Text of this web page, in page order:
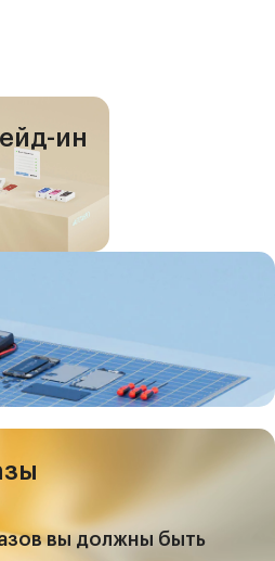
ин
вы должны быть